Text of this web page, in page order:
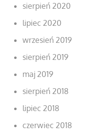
sierpień 2020
lipiec 2020
wrzesień 2019
sierpień 2019
maj 2019
sierpień 2018
lipiec 2018
czerwiec 2018